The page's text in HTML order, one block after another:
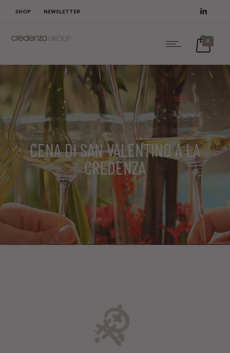
SHOP NEWSLETTER
0
CENA DI SAN VALENTINO A LA
CREDENZA